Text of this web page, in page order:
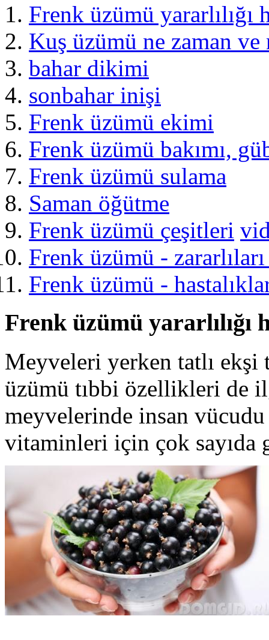
Frenk üzümü yararlılığı
Kuş üzümü ne zaman ve
bahar dikimi
sonbahar inişi
Frenk üzümü ekimi
Frenk üzümü bakımı,
Frenk üzümü sulama
Saman öğütme
Frenk üzümü çeşitleri
Frenk üzümü - zararlıları
Frenk üzümü -
Frenk üzümü yararlılığı
Meyveleri yerken tatlı ekşi
üzümü tıbbi özellikleri de
meyvelerinde insan
vitaminleri için çok sayıda